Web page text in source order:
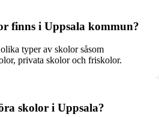
finns i Uppsala kommun?
typer av skolor såsom
privata skolor och friskolor.
skolor i Uppsala?